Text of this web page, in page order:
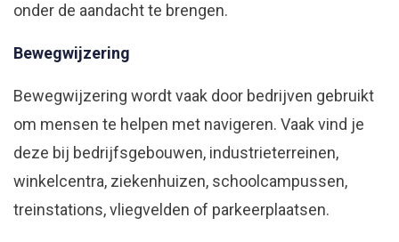
onder de aandacht te brengen.
Bewegwijzering
Bewegwijzering wordt vaak door bedrijven gebruikt
om mensen te helpen met navigeren. Vaak vind je
deze bij bedrijfsgebouwen, industrieterreinen,
winkelcentra, ziekenhuizen, schoolcampussen,
treinstations, vliegvelden of parkeerplaatsen.